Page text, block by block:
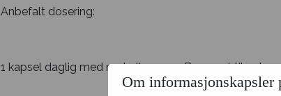
Anbefalt dosering:
1 kapsel daglig med mat eller vann. Beregnet til
Om informasjonskapsler